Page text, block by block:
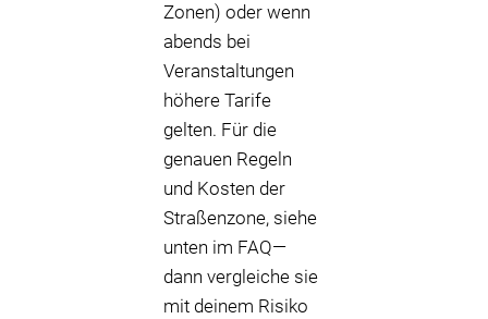
Zonen) oder wenn
abends bei
Veranstaltungen
höhere Tarife
gelten. Für die
genauen Regeln
und Kosten der
Straßenzone, siehe
unten im FAQ—
dann vergleiche sie
mit deinem Risiko